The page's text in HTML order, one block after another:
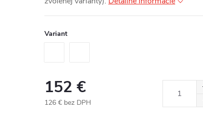
Variant
152 €
126 € bez DPH